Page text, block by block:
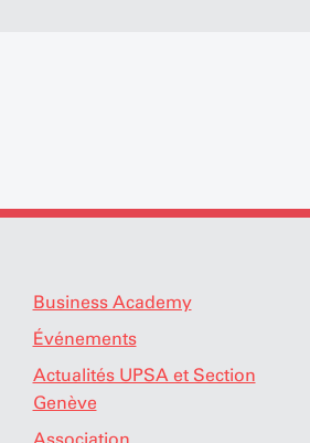
Business Academy
Événements
Actualités UPSA et Section
Genève